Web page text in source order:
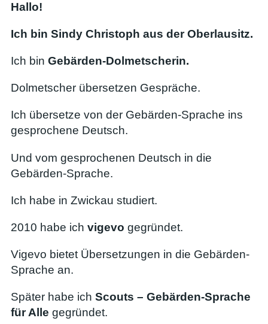
Hallo!
Ich bin Sindy Christoph aus der Oberlausitz.
Ich bin Gebärden-Dolmetscherin.
Dolmetscher übersetzen Gespräche.
Ich übersetze von der Gebärden-Sprache ins
gesprochene Deutsch.
Und vom gesprochenen Deutsch in die
Gebärden-Sprache.
Ich habe in Zwickau studiert.
2010 habe ich vigevo gegründet.
Vigevo bietet Übersetzungen in die Gebärden-
Sprache an.
Später habe ich Scouts – Gebärden-Sprache
für Alle gegründet.